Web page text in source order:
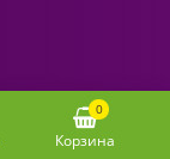
Корзина
0